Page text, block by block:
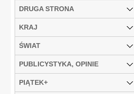
DRUGA STRONA
KRAJ
ŚWIAT
PUBLICYSTYKA, OPINIE
PIĄTEK+